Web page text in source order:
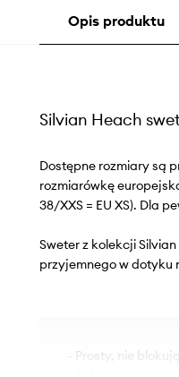
Opis produktu
Silvian Heach
Dostępne rozmiary są
rozmiarówkę
38/XXS = EU XS). Dla
Sweter z kolekcji
przyjemnego w dotyku
- Prosty, nie